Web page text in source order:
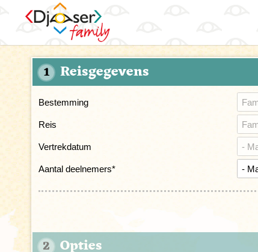
1 Reisgegevens
Bestemming
Reis
Vertrekdatum
Aantal deelnemers*
2 Opties